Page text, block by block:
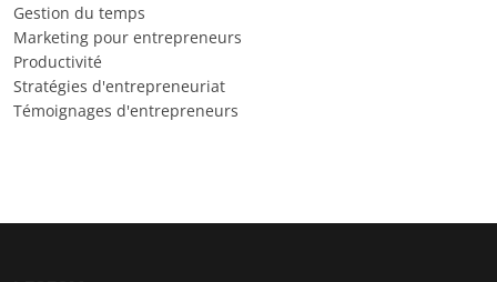
Gestion du temps
Marketing pour entrepreneurs
Productivité
Stratégies d'entrepreneuriat
Témoignages d'entrepreneurs